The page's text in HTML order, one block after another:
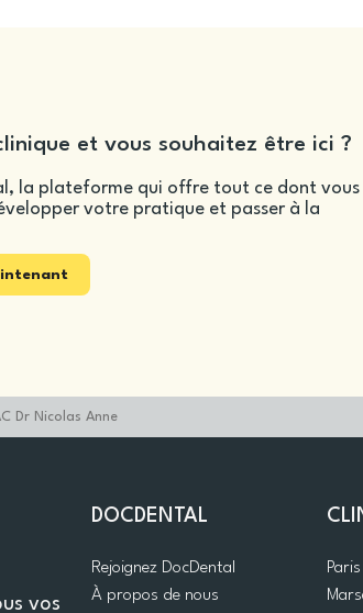
et vous souhaitez être ici ?
la plateforme qui offre tout ce dont vous
votre pratique et passer à la
Dr Nicolas Anne
vos
DOCDENTAL
Rejoignez DocDental
À propos de nous
Paris